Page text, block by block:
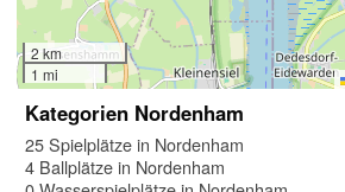
2 km
1 mi
Kategorien Nordenham
25 Spielplätze in Nordenham
4 Ballplätze in Nordenham